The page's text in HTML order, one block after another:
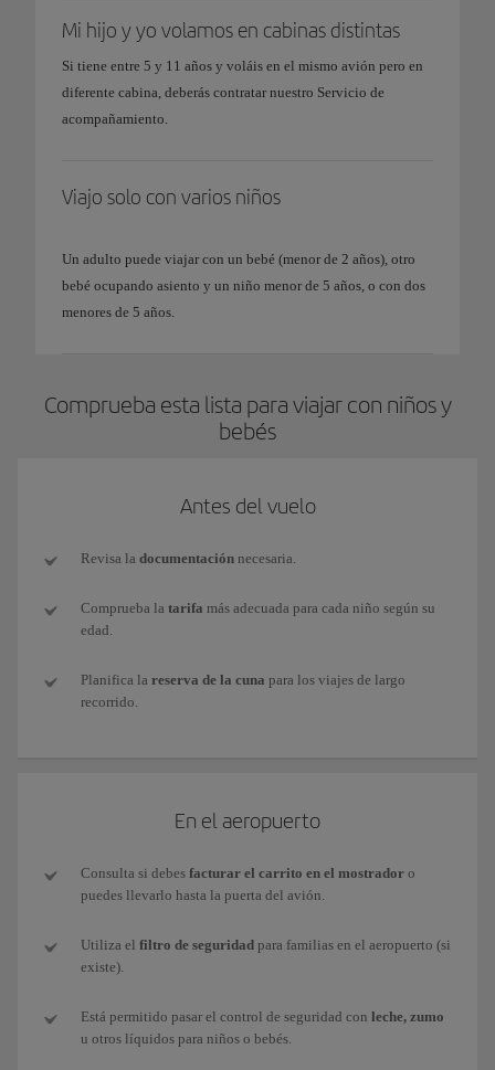
Mi hijo y yo volamos en cabinas distintas
Si tiene entre 5 y 11 años y voláis en el mismo avión pero en
diferente cabina, deberás contratar nuestro Servicio de
acompañamiento.
Viajo solo con varios niños
Un adulto puede viajar con un bebé (menor de 2 años), otro
bebé ocupando asiento y un niño menor de 5 años, o con dos
menores de 5 años.
Comprueba esta lista para viajar con niños y
bebés
Antes del vuelo
Revisa la documentación necesaria.
Comprueba la tarifa más adecuada para cada niño según su
edad.
Planifica la reserva de la cuna para los viajes de largo
recorrido.
En el aeropuerto
Consulta si debes facturar el carrito en el mostrador o
puedes llevarlo hasta la puerta del avión.
Utiliza el filtro de seguridad para familias en el aeropuerto (si
existe).
Está permitido pasar el control de seguridad con leche, zumo
u otros líquidos para niños o bebés.